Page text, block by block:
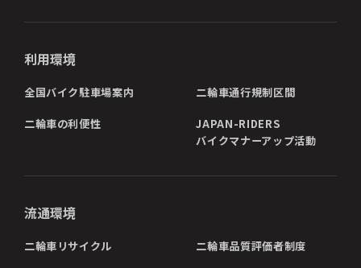
利用環境
全国バイク駐車場案内 二輪車通行規制区間
二輪車の利便性
JAPAN-RIDERS
バイクマナーアップ活動
流通環境
二輪車リサイクル 二輪車品質評価者制度